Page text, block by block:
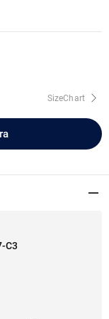
SizeChart
C3